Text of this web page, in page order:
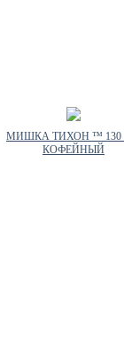
МИШКА ТИХОН ™
КОФЕЙНЫЙ